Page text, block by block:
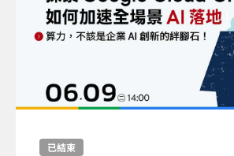
已結束